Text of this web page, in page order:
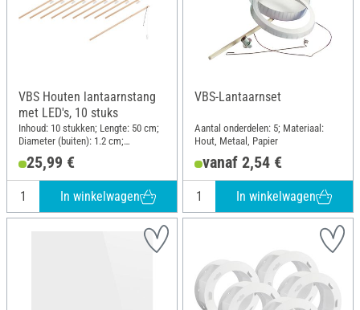
VBS Houten lantaarnstang
met LED's, 10 stuks
Inhoud: 10 stukken; Lengte: 50 cm;
Diameter (buiten): 1.2 cm;
Materiaal: Hout
25,99 €
In winkelwagen
VBS-Lantaarnset
Aantal onderdelen: 5; Materiaal:
Hout, Metaal, Papier
vanaf 2,54 €
In winkelwagen